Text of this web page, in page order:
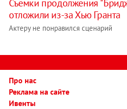
Съемки продолжения
отложили из-за Хью Гранта
Актеру не понравился сценарий
Про нас
Реклама на сайте
Ивенты